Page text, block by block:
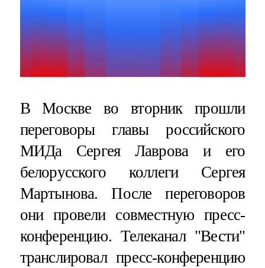
В Москве во вторник прошли
переговоры главы российского
МИДа Сергея Лаврова и его
белорусского коллеги Сергея
Мартынова. После переговоров
они провели совместную пресс-
конференцию. Телеканал "Вести"
транслировал пресс-конференцию